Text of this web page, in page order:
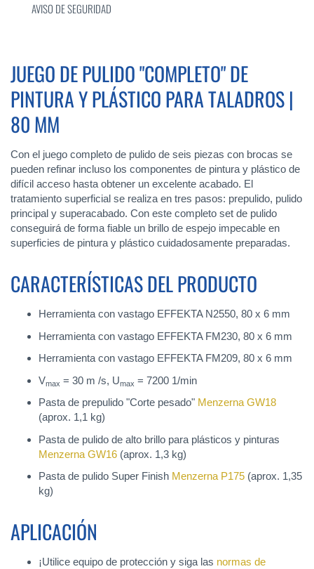
JUEGO DE PULIDO "COMPLETO" DE
PINTURA Y PLÁSTICO PARA TALADROS |
80 MM
Con el juego completo de pulido de seis piezas con brocas se
pueden refinar incluso los componentes de pintura y plástico de
difícil acceso hasta obtener un excelente acabado. El
tratamiento superficial se realiza en tres pasos: prepulido, pulido
principal y superacabado. Con este completo set de pulido
conseguirá de forma fiable un brillo de espejo impecable en
superficies de pintura y plástico cuidadosamente preparadas.
CARACTERÍSTICAS DEL PRODUCTO
Herramienta con vastago EFFEKTA N2550, 80 x 6 mm
Herramienta con vastago EFFEKTA FM230, 80 x 6 mm
Herramienta con vastago EFFEKTA FM209, 80 x 6 mm
Vmax = 30 m /s, Umax = 7200 1/min
Pasta de prepulido "Corte pesado" Menzerna GW18
(aprox. 1,1 kg)
Pasta de pulido de alto brillo para plásticos y pinturas
Menzerna GW16 (aprox. 1,3 kg)
Pasta de pulido Super Finish Menzerna P175 (aprox. 1,35
kg)
APLICACIÓN
¡Utilice equipo de protección y siga las normas de
AVISO DE SEGURIDAD